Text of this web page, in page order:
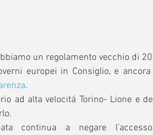
un regolamento vecchio di
europei in Consiglio, e
.
ad alta velocitá Torino- Lione e
continua a negare